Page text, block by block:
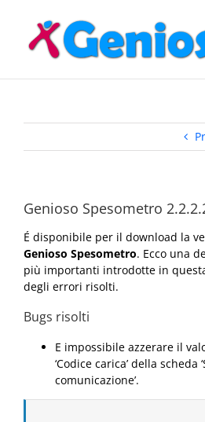
contenuto
Genioso Spesometro
É disponibile per il download la
Genioso Spesometro. Ecco una
più importanti introdotte in
degli errori risolti.
Bugs risolti
E impossibile azzerare il
‘Codice carica’ della scheda
comunicazione’.